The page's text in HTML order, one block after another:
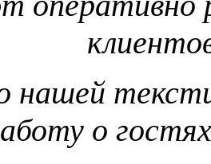
нашей
о